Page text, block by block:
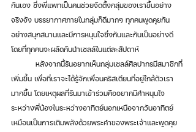
กันเอง ซึ่งพี่แพทเป็นคนช่วยจัดตั้งกลุ่มของเราขึ้นอย่าง
จริงจัง บรรยากาศภายในกลุ่มก็ดีมากๆ ทุกคนพูดคุยกัน
อย่างสนุกสนานและมีการหนุนใจซึ่งกันและกันเป็นอย่างดี
โดยที่ทุกคนจะผลัดกันนำเซลล์ในแต่ละสัปดาห์
เพิ่มขึ้น เพื่อที่เราจะได้รู้จักเพื่อนคริสเตียนที่อยู่ใกล้ตัวเรา
มากขึ้น โดยเหตุผลที่รันมาเข้าร่วมคืออยากมีคำหนุนใจ
ระหว่างพี่น้องในระหว่างอาทิตย์นอกเหนือจากวันอาทิตย์
เหมือนเป็นการเติมพลังด้วยพระคำของพระเจ้าและพูดคุย